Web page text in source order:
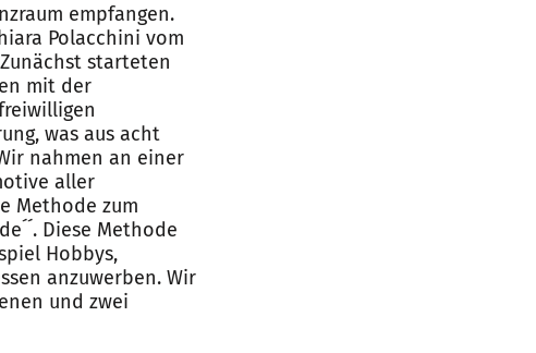
empfangen.
Polacchini vom
starteten
mit der
was aus acht
nahmen an einer
aller
Methode zum
Diese Methode
Hobbys,
anzuwerben. Wir
und zwei